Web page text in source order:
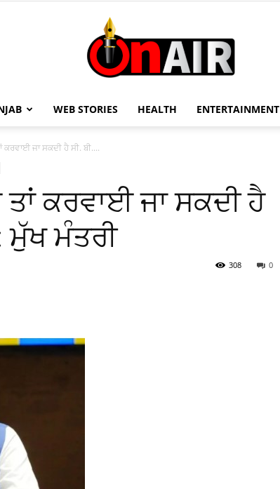
WEB STORIES HEALTH ENTERTAINMENT
ਕਰਵਾਈ ਜਾ ਸਕਦੀ ਹੈ ਸੀ. ਬੀ....
ਤਾਂ ਕਰਵਾਈ ਜਾ ਸਕਦੀ ਹੈ
ਮੁੱਖ ਮੰਤਰੀ
0
308